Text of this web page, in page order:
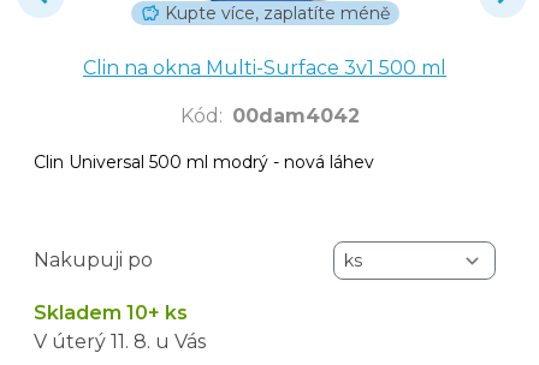
Kupte více, zaplatíte méně
Clin na okna Multi-Surface 3v1 500 ml
Kód : 00dam4042
Clin Universal 500 ml modrý - nová láhev
Nakupuji po
Skladem 10+ ks
V úterý 11. 8. u Vás